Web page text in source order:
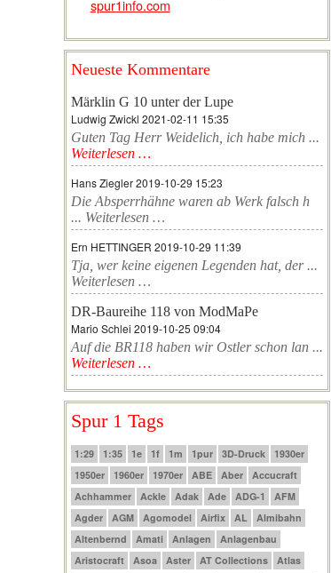
spur1info.com
Neueste Kommentare
Märklin G 10 unter der Lupe
Ludwig Zwickl 2021-02-11 15:35
Guten Tag Herr Weidelich, ich habe mich ...
Weiterlesen …
Hans Ziegler2019-10-29 15:23
Die Absperrhähne waren ab Werk falsch h
... Weiterlesen …
Ern HETTINGER 2019-10-29 11:39
Tja, wer keine eigenen Legenden hat, der ...
Weiterlesen …
DR-Baureihe 118 von ModMaPe
Mario Schlei 2019-10-25 09:04
Auf die BR118 haben wir Ostler schon lan ...
Weiterlesen …
Spur 1 Tags
1:29 1:35 1e 1f 1m 1pur 3D-Druck
1930er
1950er
1960er 1970er ABE Aber
Accucraft
Achhammer
Ackle Adak Ade ADG-1
AFM
Agder
AGM Agomodel Airfix AL
Almibahn
Altenbernd
Amati Anlagen
Anlagenbau
Aristocraft
Asoa Aster AT Collections
Atlas